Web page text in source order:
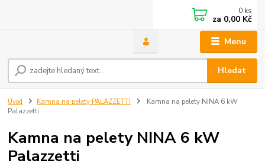
Menu
Hledat
0 ks
za 0,00 Kč
Úvod Kamna na pelety PALAZZETTI
Kamna na pelety NINA 6 kW
Palazzetti
Kamna na pelety NINA 6 kW
Palazzetti